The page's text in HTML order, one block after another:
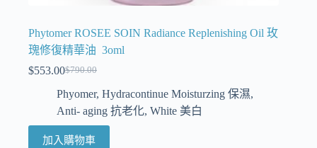
Phytomer ROSEE SOIN Radiance Replenishing Oil 玫
瑰修復精華油 3oml
$790.00
$553.00
Phyomer, Hydracontinue Moisturzing 保濕,
Anti- aging 抗老化, White 美白
加入購物車